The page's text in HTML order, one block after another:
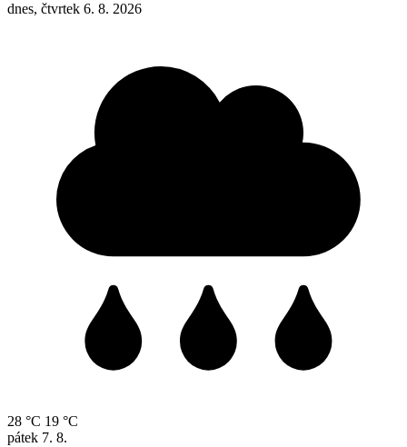
dnes, čtvrtek 6. 8. 2026
28 °C 19 °C
pátek 7. 8.